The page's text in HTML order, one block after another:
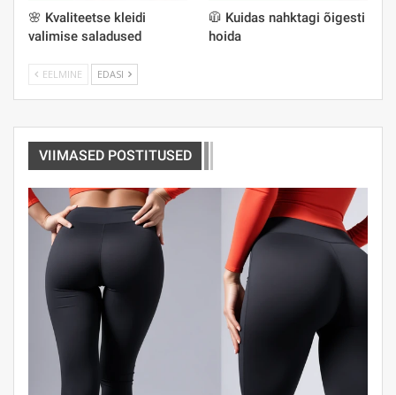
🌸 Kvaliteetse kleidi
valimise saladused
🧥 Kuidas nahktagi õigesti
hoida
EELMINE EDASI
VIIMASED POSTITUSED